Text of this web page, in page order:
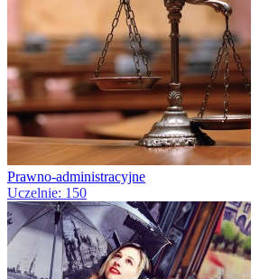
Prawno-administracyjne
Uczelnie: 150